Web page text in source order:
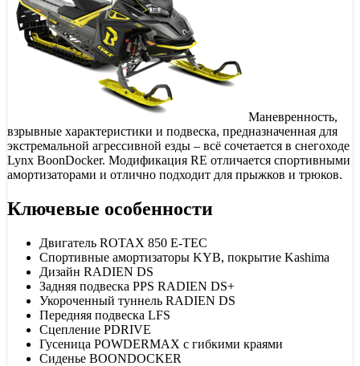
Маневренность,
взрывные характеристики и подвеска, предназначенная для
экстремальной агрессивной езды – всё сочетается в снегоходе
Lynx BoonDocker. Модификация RE отличается спортивными
амортизаторами и отлично подходит для прыжков и трюков.
Ключевые особенности
Двигатель ROTAX 850 E-TEC
Спортивные амортизаторы KYB, покрытие Kashima
Дизайн RADIEN DS
Задняя подвеска PPS RADIEN DS+
Укороченный туннель RADIEN DS
Передняя подвеска LFS
Сцепление PDRIVE
Гусеница POWDERMAX с гибкими краями
Сиденье BOONDOCKER